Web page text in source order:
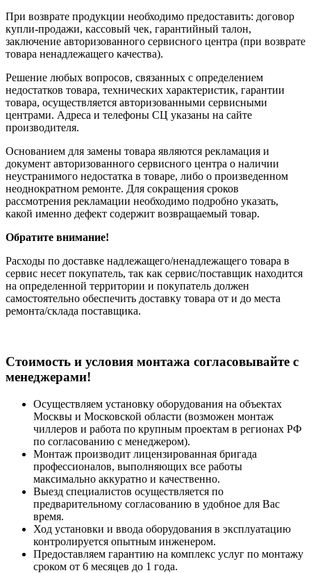
При возврате продукции необходимо предоставить: договор
купли-продажи, кассовый чек, гарантийный талон,
заключение авторизованного сервисного центра (при возврате
товара ненадлежащего качества).
Решение любых вопросов, связанных с определением
недостатков товара, технических характеристик, гарантии
товара, осуществляется авторизованными сервисными
центрами. Адреса и телефоны СЦ указаны на сайте
производителя.
Основанием для замены товара являются рекламация и
документ авторизованного сервисного центра о наличии
неустранимого недостатка в товаре, либо о произведенном
неоднократном ремонте. Для сокращения сроков
рассмотрения рекламации необходимо подробно указать,
какой именно дефект содержит возвращаемый товар.
Обратите внимание!
Расходы по доставке надлежащего/ненадлежащего товара в
сервис несет покупатель, так как сервис/поставщик находится
на определенной территории и покупатель должен
самостоятельно обеспечить доставку товара от и до места
ремонта/склада поставщика.
Cтоимость и условия монтажа согласовывайте с
менеджерами!
Осуществляем установку оборудования на объектах
Москвы и Московской области (возможен монтаж
чиллеров и работа по крупным проектам в регионах РФ
по согласованию с менеджером).
Монтаж производит лицензированная бригада
профессионалов, выполняющих все работы
максимально аккуратно и качественно.
Выезд специалистов осуществляется по
предварительному согласованию в удобное для Вас
время.
Ход установки и ввода оборудования в эксплуатацию
контролируется опытным инженером.
Предоставляем гарантию на комплекс услуг по монтажу
сроком от 6 месяцев до 1 года.